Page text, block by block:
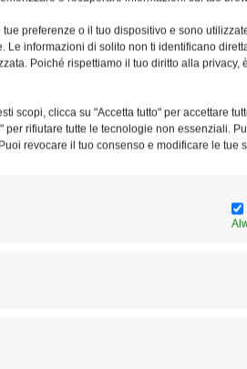
preferenze o il tuo dispositivo e sono
Le informazioni di solito non ti identificano
Poiché rispettiamo il tuo diritto alla privacy,
scopi, clicca su "Accetta tutto" per accettare
per rifiutare tutte le tecnologie non essenziali.
revocare il tuo consenso e modificare le tue
solidarietà con chi ha di
Questo l’obiettivo
in via della Conciliazione.
Cattolici Italiani) e